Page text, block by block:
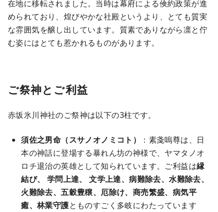
在地に移転されました。当時は幕府による倹約政策が進
められており、煌びやかな社殿というより、とても質実
な雰囲気を醸し出しています。質素でありながら凛と佇
む姿にはとても惹かれるものがあります。
ご祭神とご利益
赤坂氷川神社のご祭神は以下の3柱です。
須佐之男命（スサノオノミコト）
：素戔嗚尊は、日
本の神話に登場する暴れん坊の神様で、ヤマタノオ
ロチ退治の英雄として知られています。ご利益は縁
結び、 学問上達、 文学上達、病難除去、水難除去、
火難除去、五穀豊穣、厄除け、商売繁盛、病気平
癒、林業守護とものすごく多岐にわたっています